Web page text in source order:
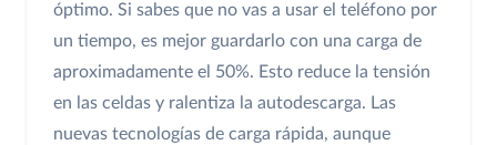
óptimo. Si sabes que no vas a usar el teléfono por
un tiempo, es mejor guardarlo con una carga de
aproximadamente el 50%. Esto reduce la tensión
en las celdas y ralentiza la autodescarga. Las
nuevas tecnologías de carga rápida, aunque